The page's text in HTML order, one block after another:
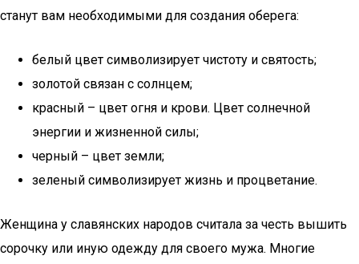
станут вам необходимыми для создания оберега:
белый цвет символизирует чистоту и святость;
золотой связан с солнцем;
красный – цвет огня и крови. Цвет солнечной
энергии и жизненной силы;
черный – цвет земли;
зеленый символизирует жизнь и процветание.
Женщина у славянских народов считала за честь вышить
сорочку или иную одежду для своего мужа. Многие